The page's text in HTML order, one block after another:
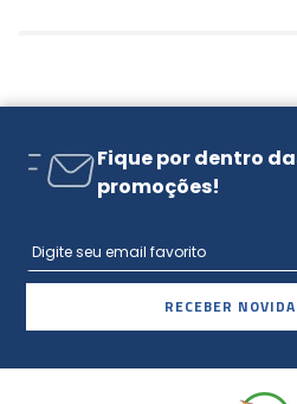
Fique por dentro
promoções!
RECEBER